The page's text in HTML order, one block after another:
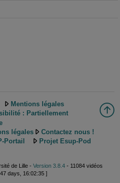
Mentions légales
: Partiellement
légales
Contactez nous !
Portail
Projet Esup-Pod
de Lille - Version 3.8.4- 11084 vidéos
days, 16:02:35 ]